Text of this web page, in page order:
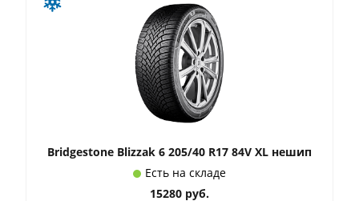
Bridgestone Blizzak 6 205/40 R17 84V XL нешип
Есть на складе
15280 руб.